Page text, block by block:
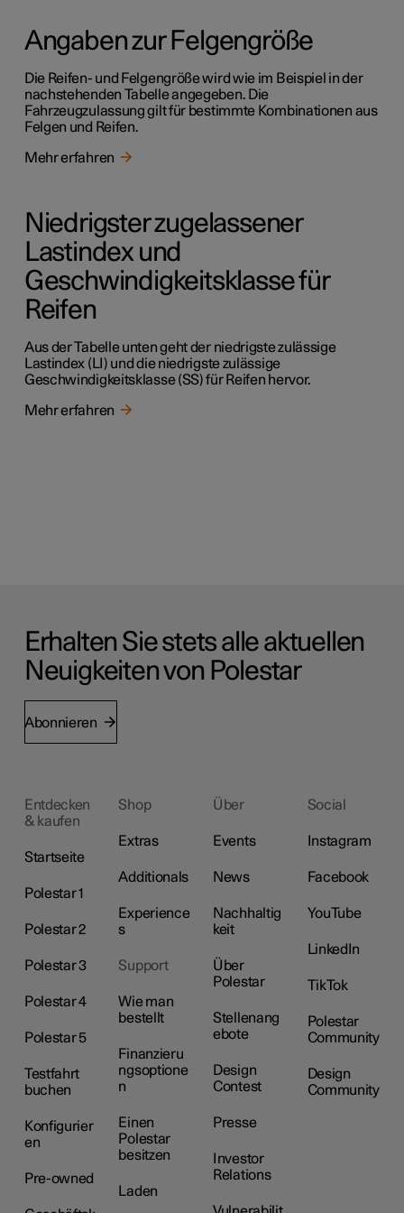
Angaben zur Felgengröße
Die Reifen- und Felgengröße wird wie im Beispiel in der
nachstehenden Tabelle angegeben. Die
Fahrzeugzulassung gilt für bestimmte Kombinationen aus
Felgen und Reifen.
Mehr erfahren
Niedrigster zugelassener
Lastindex und
Geschwindigkeitsklasse für
Reifen
Aus der Tabelle unten geht der niedrigste zulässige
Lastindex (LI) und die niedrigste zulässige
Geschwindigkeitsklasse (SS) für Reifen hervor.
Mehr erfahren
Erhalten Sie stets alle aktuellen
Neuigkeiten von Polestar
Abonnieren
Entdecken
& kaufen
Startseite
Polestar 1
Polestar 2
Polestar 3
Polestar 4
Polestar 5
Testfahrt
buchen
Konfigurier
en
Pre-owned
Shop
Extras
Additionals
Experience
s
Support
Wie man
bestellt
Finanzieru
ngsoptione
n
Einen
Polestar
besitzen
Laden
Über
Events
News
Nachhaltig
keit
Über
Polestar
Stellenang
ebote
Design
Contest
Presse
Investor
Relations
Social
Instagram
Facebook
YouTube
LinkedIn
TikTok
Polestar
Community
Design
Community